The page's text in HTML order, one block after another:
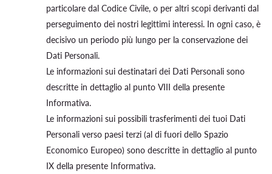
particolare dal Codice Civile, o per altri scopi derivanti dal
perseguimento dei nostri legittimi interessi. In ogni caso, è
decisivo un periodo più lungo per la conservazione dei
Dati Personali.
Le informazioni sui destinatari dei Dati Personali sono
descritte in dettaglio al punto VIII della presente
Informativa.
Le informazioni sui possibili trasferimenti dei tuoi Dati
Personali verso paesi terzi (al di fuori dello Spazio
Economico Europeo) sono descritte in dettaglio al punto
IX della presente Informativa.